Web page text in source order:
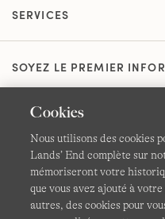
SERVICES
SOYEZ LE PREMIER
CGV
Cookies
Nous utilisons des cookies
Lands’ End complète sur
mémoriseront votre
que vous avez ajouté à
autres, des cookies pour